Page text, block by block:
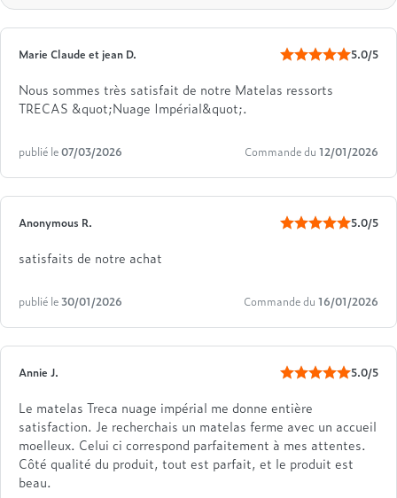
Marie Claude et jean D. 5.0/5
Nous sommes très satisfait de notre Matelas ressorts
TRECAS &quot;Nuage Impérial&quot;.
publié le07/03/2026 Commande du 12/01/2026
Anonymous R. 5.0/5
satisfaits de notre achat
publié le 30/01/2026 Commande du 16/01/2026
Annie J. 5.0/5
Le matelas Treca nuage impérial me donne entière
satisfaction. Je recherchais un matelas ferme avec un accueil
moelleux. Celui ci correspond parfaitement à mes attentes.
Côté qualité du produit, tout est parfait, et le produit est
beau.